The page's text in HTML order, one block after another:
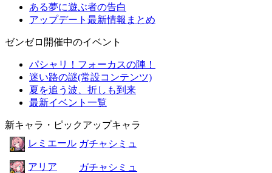
ある夢に遊ぶ者の告白
アップデート最新情報まとめ
ゼンゼロ開催中のイベント
パシャリ！フォーカスの陣！
迷い路の謎(常設コンテンツ)
夏を追う波、折しも到来
最新イベント一覧
新キャラ・ピックアップキャラ
レミエール ガチャシミュ
アリア ガチャシミュ